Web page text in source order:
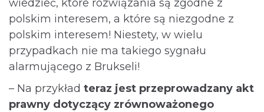
wiedzieć, które rozwiązania są zgodne z
polskim interesem, a które są niezgodne z
polskim interesem! Niestety, w wielu
przypadkach nie ma takiego sygnału
alarmującego z Brukseli!
– Na przykład teraz jest przeprowadzany akt
prawny dotyczący zrównoważonego